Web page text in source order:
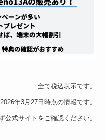
全て税込表示です。
2026年3月27日時点の情報です。
公式サイトをご確認ください。